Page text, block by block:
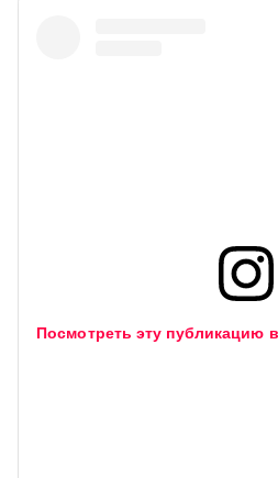
Посмотреть эту публикацию